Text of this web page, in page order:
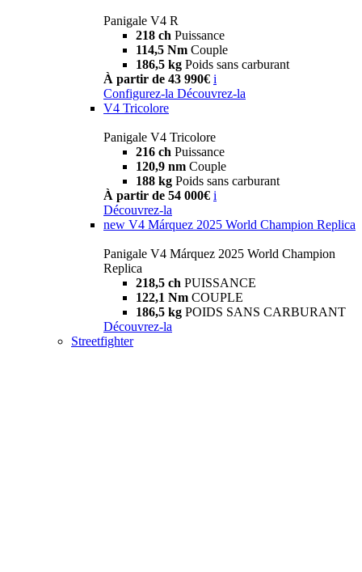
Panigale V4 R
218 ch Puissance
114,5 Nm Couple
186,5 kg Poids sans carburant
À partir de 43 990€ i
Configurez-la Découvrez-la
V4 Tricolore
Panigale V4 Tricolore
216 ch Puissance
120,9 nm Couple
188 kg Poids sans carburant
À partir de 54 000€ i
Découvrez-la
new V4 Márquez 2025 World Champion Replica
Panigale V4 Márquez 2025 World Champion
Replica
218,5 ch PUISSANCE
122,1 Nm COUPLE
186,5 kg POIDS SANS CARBURANT
Découvrez-la
Streetfighter